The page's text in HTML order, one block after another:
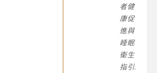
者健
康促
進與
睡眠
衛生
指引.